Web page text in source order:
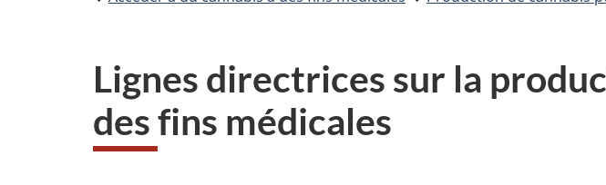
Lignes directrices sur la
des fins médicales